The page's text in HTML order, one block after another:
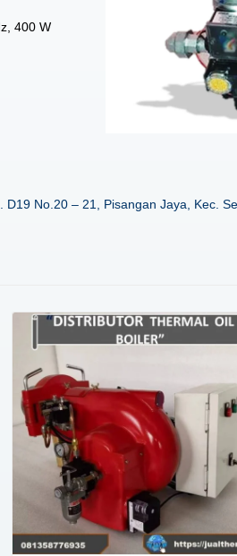
400 W
No.20 – 21, Pisangan Jaya, Kec.